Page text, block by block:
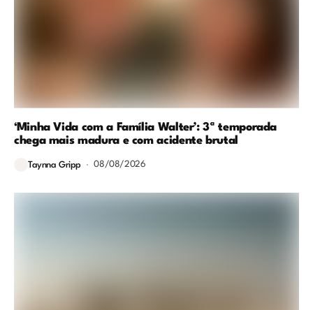
‘Minha Vida com a Família Walter’: 3ª temporada
chega mais madura e com acidente brutal
Taynna Gripp 08/08/2026